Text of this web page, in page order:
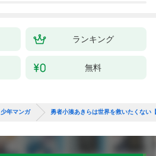
ランキング
無料
少年マンガ 勇者小湊あきらは世界を救いたくない